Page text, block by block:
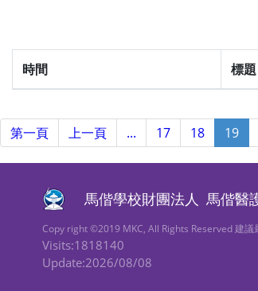
時間 標題
第一頁 上一頁 ... 17 18 19
馬偕學校財團法人 馬偕醫
Copy right ©2019 MKC, All Rights Reserved 建
Visits:1818140
Update:2026/08/08